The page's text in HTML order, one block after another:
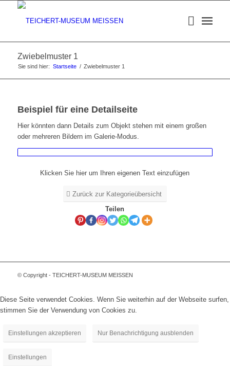
Zwiebelmuster 1
Sie sind hier: Startseite / Zwiebelmuster 1
Beispiel für eine Detailseite
Hier könnten dann Details zum Objekt stehen mit einem großen
oder mehreren Bildern im Galerie-Modus.
Klicken Sie hier um Ihren eigenen Text einzufügen
Zurück zur Kategorieübersicht
Teilen
© Copyright - TEICHERT-MUSEUM MEISSEN
Diese Seite verwendet Cookies. Wenn Sie weiterhin auf der Webseite surfen,
stimmen Sie der Verwendung von Cookies zu.
Einstellungen akzeptieren Nur Benachrichtigung ausblenden
Einstellungen